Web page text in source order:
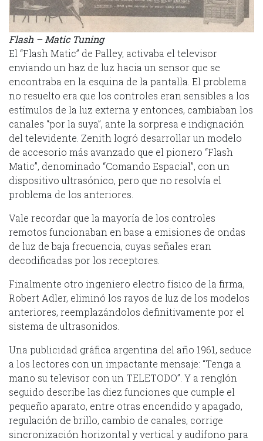
Flash – Matic Tuning
El “Flash Matic” de Palley, activaba el televisor
enviando un haz de luz hacia un sensor que se
encontraba en la esquina de la pantalla. El problema
no resuelto era que los controles eran sensibles a los
estímulos de la luz externa y entonces, cambiaban los
canales “por la suya”, ante la sorpresa e indignación
del televidente. Zenith logró desarrollar un modelo
de accesorio más avanzado que el pionero “Flash
Matic”, denominado “Comando Espacial”, con un
dispositivo ultrasónico, pero que no resolvía el
problema de los anteriores.
Vale recordar que la mayoría de los controles
remotos funcionaban en base a emisiones de ondas
de luz de baja frecuencia, cuyas señales eran
decodificadas por los receptores.
Finalmente otro ingeniero electro físico de la firma,
Robert Adler, eliminó los rayos de luz de los modelos
anteriores, reemplazándolos definitivamente por el
sistema de ultrasonidos.
Una publicidad gráfica argentina del año 1961, seduce
a los lectores con un impactante mensaje: “Tenga a
mano su televisor con un TELETODO”. Y a renglón
seguido describe las diez funciones que cumple el
pequeño aparato, entre otras encendido y apagado,
regulación de brillo, cambio de canales, corrige
sincronización horizontal y vertical y audífono para